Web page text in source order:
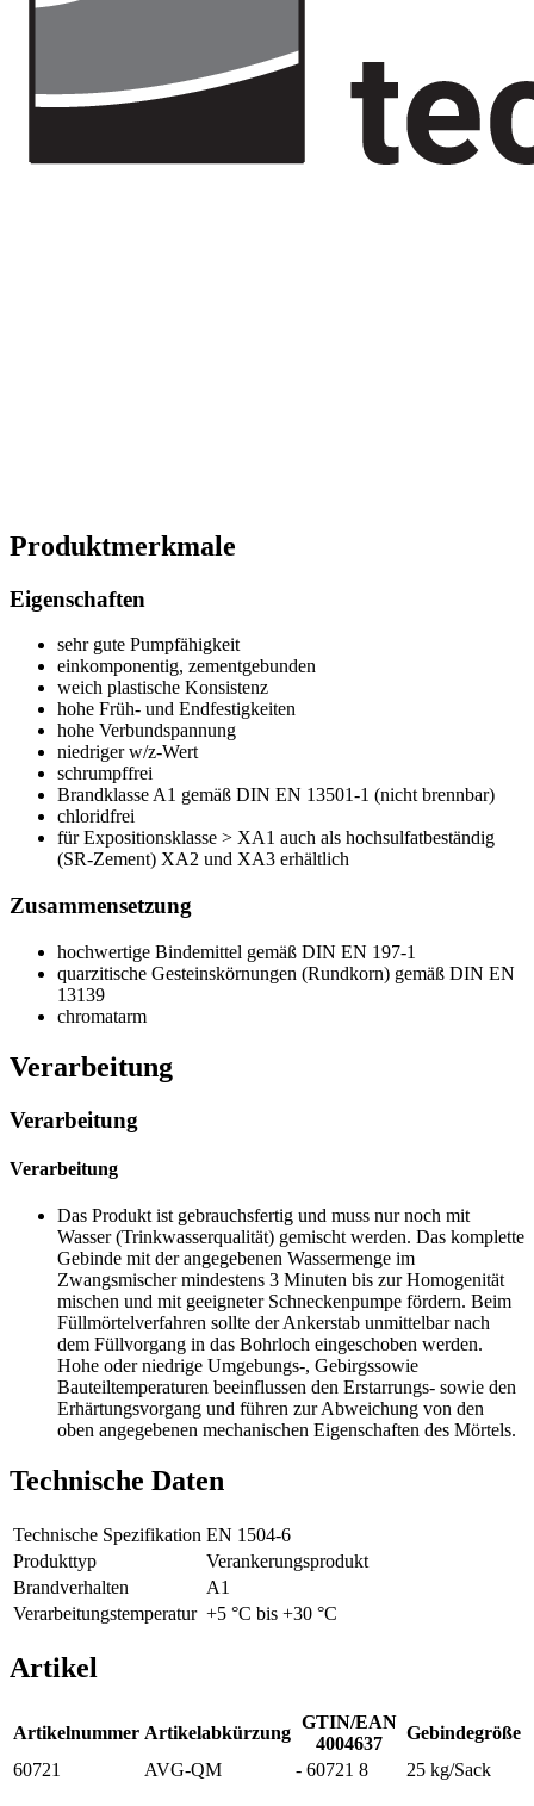
Produktmerkmale
Eigenschaften
sehr gute Pumpfähigkeit
einkomponentig, zementgebunden
weich plastische Konsistenz
hohe Früh- und Endfestigkeiten
hohe Verbundspannung
niedriger w/z-Wert
schrumpffrei
Brandklasse A1 gemäß DIN EN 13501-1 (nicht brennbar)
chloridfrei
für Expositionsklasse > XA1 auch als hochsulfatbeständig
(SR-Zement) XA2 und XA3 erhältlich
Zusammensetzung
hochwertige Bindemittel gemäß DIN EN 197-1
quarzitische Gesteinskörnungen (Rundkorn) gemäß DIN EN
13139
chromatarm
Verarbeitung
Verarbeitung
Verarbeitung
Das Produkt ist gebrauchsfertig und muss nur noch mit
Wasser (Trinkwasserqualität) gemischt werden. Das komplette
Gebinde mit der angegebenen Wassermenge im
Zwangsmischer mindestens 3 Minuten bis zur Homogenität
mischen und mit geeigneter Schneckenpumpe fördern. Beim
Füllmörtelverfahren sollte der Ankerstab unmittelbar nach
dem Füllvorgang in das Bohrloch eingeschoben werden.
Hohe oder niedrige Umgebungs-, Gebirgssowie
Bauteiltemperaturen beeinflussen den Erstarrungs- sowie den
Erhärtungsvorgang und führen zur Abweichung von den
oben angegebenen mechanischen Eigenschaften des Mörtels.
Technische Daten
Technische Spezifikation EN 1504-6
Produkttyp
Verankerungsprodukt
Brandverhalten
A1
Verarbeitungstemperatur +5 °C bis +30 °C
Artikel
Artikelnummer Artikelabkürzung
GTIN/EAN
4004637
Gebindegröße
60721
AVG-QM - 60721 8 25 kg/Sack